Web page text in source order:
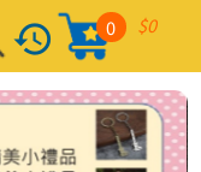
history $0
0